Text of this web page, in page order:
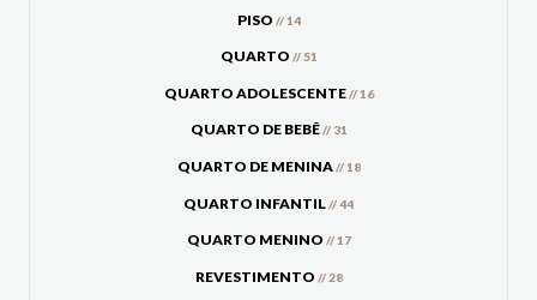
PISO // 14
QUARTO // 51
QUARTO ADOLESCENTE// 16
QUARTO DE BEBÊ// 31
QUARTO DE MENINA// 18
QUARTO INFANTIL// 44
QUARTO MENINO // 17
REVESTIMENTO // 28